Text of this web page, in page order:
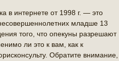
в интернете от 1998 г. — это
младше 13
того, что опекуны разрешают
ли это к вам, как к
Обратите внимание,